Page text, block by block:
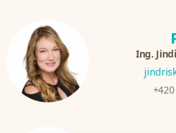
Ing.